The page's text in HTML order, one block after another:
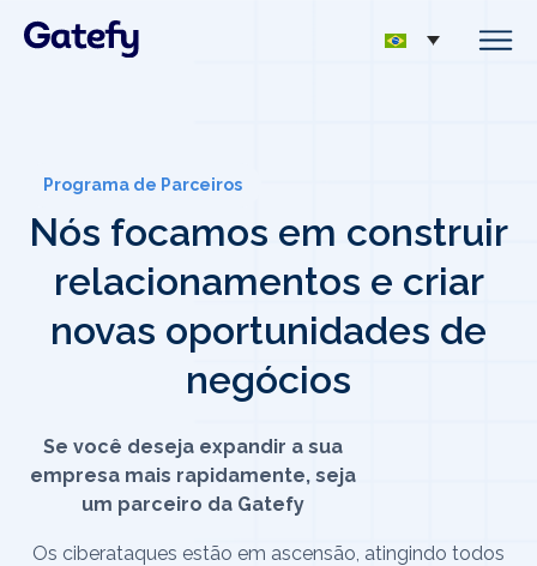
Programa de Parceiros
Nós focamos em construir
relacionamentos e criar
novas oportunidades de
negócios
Se você deseja expandir a sua
empresa mais rapidamente, seja
um parceiro da Gatefy
Os ciberataques estão em ascensão, atingindo todos